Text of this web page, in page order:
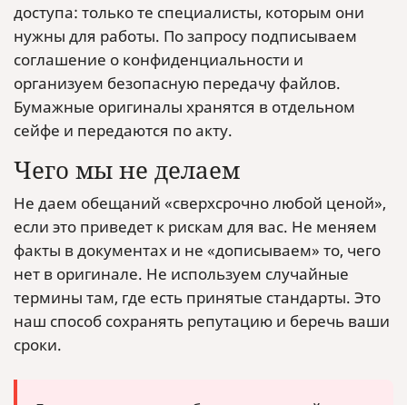
доступа: только те специалисты, которым они
нужны для работы. По запросу подписываем
соглашение о конфиденциальности и
организуем безопасную передачу файлов.
Бумажные оригиналы хранятся в отдельном
сейфе и передаются по акту.
Чего мы не делаем
Не даем обещаний «сверхсрочно любой ценой»,
если это приведет к рискам для вас. Не меняем
факты в документах и не «дописываем» то, чего
нет в оригинале. Не используем случайные
термины там, где есть принятые стандарты. Это
наш способ сохранять репутацию и беречь ваши
сроки.